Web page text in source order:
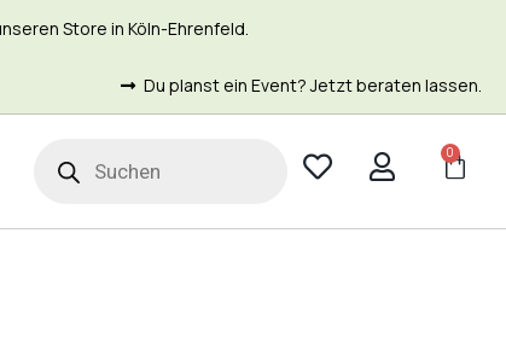
Store in Köln-Ehrenfeld.
Du planst ein Event? Jetzt beraten lassen.
0